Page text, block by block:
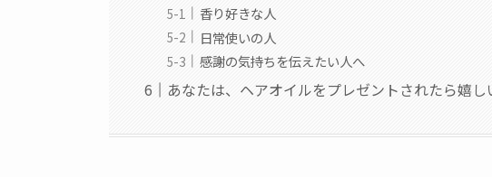
香り好きな人
日常使いの人
感謝の気持ちを伝えたい人へ
あなたは、ヘアオイルをプレゼントされたら嬉し